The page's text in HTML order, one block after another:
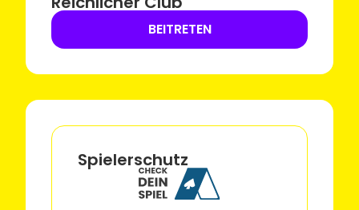
BEITRETEN
Spielerschutz